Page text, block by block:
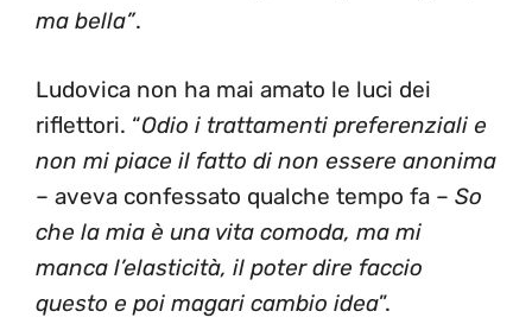
ma bella”.
Ludovica non ha mai amato le luci dei
riflettori. “Odio i trattamenti preferenziali e
non mi piace il fatto di non essere anonima
– aveva confessato qualche tempo fa – So
che la mia è una vita comoda, ma mi
manca l’elasticità, il poter dire faccio
questo e poi magari cambio idea”.